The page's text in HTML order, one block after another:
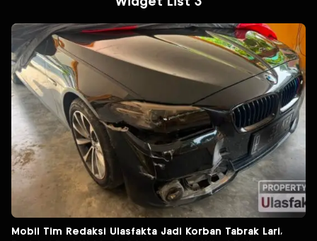
Mobil Tim Redaksi Ulasfakta Jadi Korban Tabrak Lari,